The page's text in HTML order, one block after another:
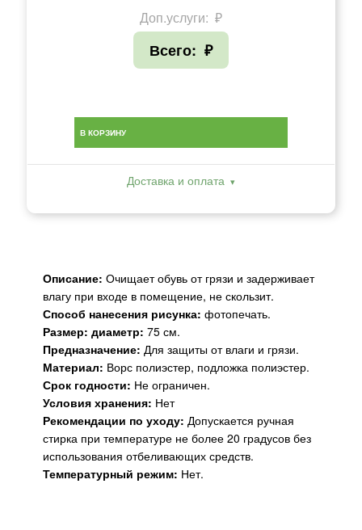
Доп.услуги: ₽
Всего: ₽
В КОРЗИНУ
Доставка и оплата
Описание: Очищает обувь от грязи и задерживает
влагу при входе в помещение, не скользит.
Способ нанесения рисунка: фотопечать.
Размер: диаметр: 75 см.
Предназначение: Для защиты от влаги и грязи.
Материал: Ворс полиэстер, подложка полиэстер.
Срок годности: Не ограничен.
Условия хранения: Нет
Рекомендации по уходу: Допускается ручная
стирка при температуре не более 20 градусов без
использования отбеливающих средств.
Температурный режим: Нет.